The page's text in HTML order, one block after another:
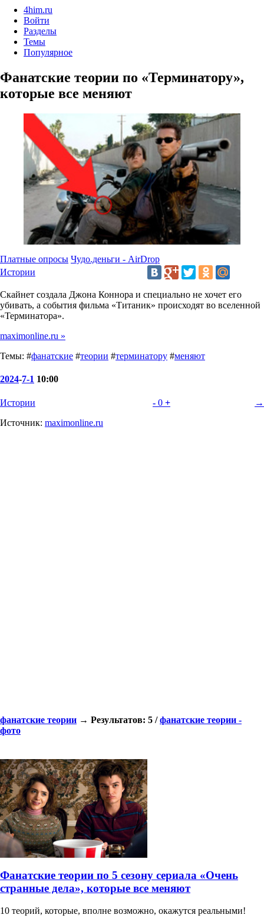
4him.ru
Войти
Разделы
Темы
Популярное
Фанатские теории по «Терминатору»,
которые все меняют
Платные опросы Чудо.деньги - AirDrop
Истории
Скайнет создала Джона Коннора и специально не хочет его
убивать, а события фильма «Титаник» происходят во вселенной
«Терминатора».
maximonline.ru »
Темы: #фанатские #теории #терминатору #меняют
2024-7-1 10:00
Истории - 0 +
→
Источник: maximonline.ru
фанатские теории → Результатов: 5 /фанатские теории -
фото
Фанатские теории по 5 сезону сериала «Очень
странные дела», которые все меняют
10 теорий, которые, вполне возможно, окажутся реальными!